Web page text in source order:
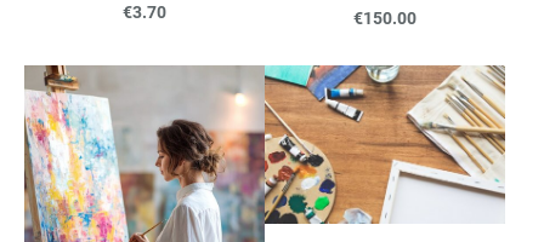
€3.70
€150.00